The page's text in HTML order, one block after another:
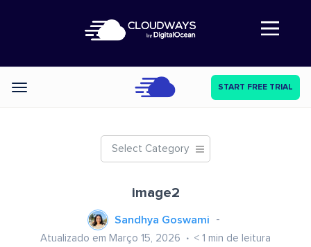
Abre a navegação
Categories START FREE TRIAL
Select Category
image2
Sandhya Goswami
Atualizado em Março 15, 2026 < 1 min de leitura